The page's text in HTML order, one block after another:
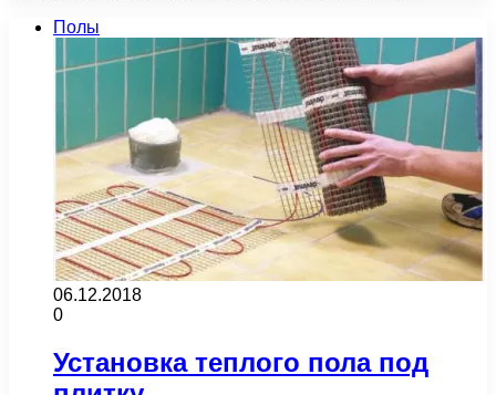
Полы
06.12.2018
0
Установка теплого пола под